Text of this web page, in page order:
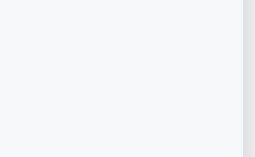
ở nhà gọi dịch vụ không
.